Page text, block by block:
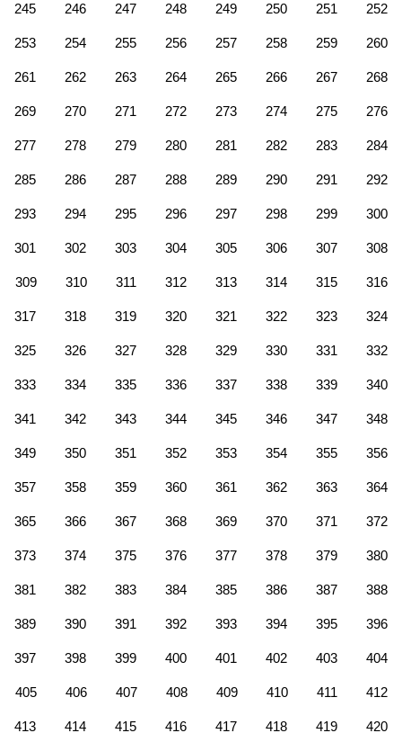
245 246 247 248 249 250 251 252
253 254 255 256 257 258 259 260
261 262 263 264 265 266 267 268
269 270 271 272 273 274 275 276
277 278 279 280 281 282 283 284
285 286 287 288 289 290 291 292
293 294 295 296 297 298 299 300
301 302 303 304 305 306 307 308
309 310 311 312 313 314 315 316
317 318 319 320 321 322 323 324
325 326 327 328 329 330 331 332
333 334 335 336 337 338 339 340
341 342 343 344 345 346 347 348
349 350 351 352 353 354 355 356
357 358 359 360 361 362 363 364
365 366 367 368 369 370 371 372
373 374 375 376 377 378 379 380
381 382 383 384 385 386 387 388
389 390 391 392 393 394 395 396
397 398 399 400 401 402 403 404
405 406 407 408 409 410 411 412
413 414 415 416 417 418 419 420